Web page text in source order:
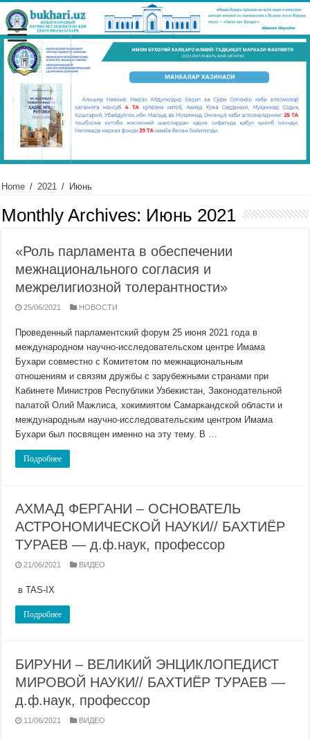
Home / 2021 / Июнь
Monthly Archives: Июнь 2021
«Роль парламента в обеспечении
межнационального согласия и
межрелигиозной толерантности»
25/06/2021 НОВОСТИ
Проведенный парламентский форум 25 июня 2021 года в
международном научно-исследовательском центре Имама
Бухари совместно с Комитетом по межнациональным
отношениям и связям дружбы с зарубежными странами при
Кабинете Министров Республики Узбекистан, Законодательной
палатой Олий Мажлиса, хокимиятом Самаркандской области и
международным научно-исследовательским центром Имама
Бухари был посвящен именно на эту тему. В …
Подробнее
АХМАД ФЕРГАНИ – ОСНОВАТЕЛЬ
АСТРОНОМИЧЕСКОЙ НАУКИ// БАХТИЁР
ТУРАЕВ — д.ф.наук, профессор
21/06/2021 ВИДЕО
в TAS-IX
Подробнее
БИРУНИ – ВЕЛИКИЙ ЭНЦИКЛОПЕДИСТ
МИРОВОЙ НАУКИ// БАХТИЁР ТУРАЕВ —
д.ф.наук, профессор
11/06/2021 ВИДЕО